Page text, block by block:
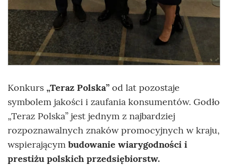
Konkurs „Teraz Polska” od lat pozostaje
symbolem jakości i zaufania konsumentów. Godło
„Teraz Polska” jest jednym z najbardziej
rozpoznawalnych znaków promocyjnych w kraju,
wspierającym budowanie wiarygodności i
prestiżu polskich przedsiębiorstw.